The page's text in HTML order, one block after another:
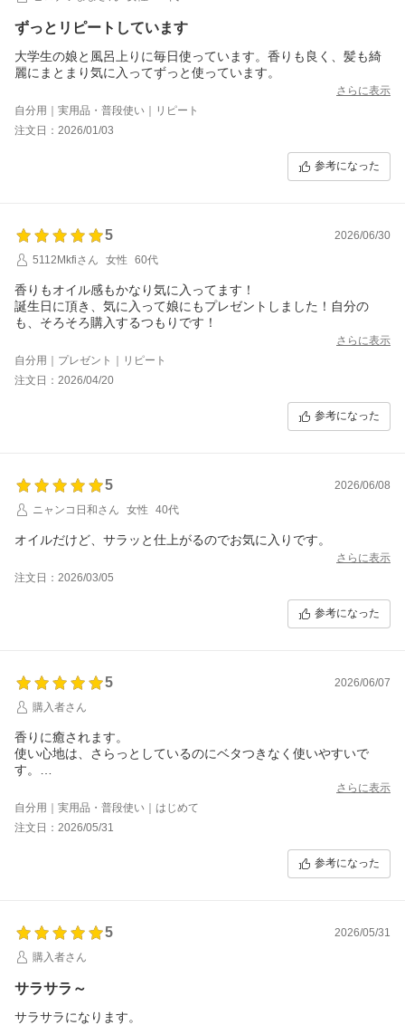
ずっとリピートしています
大学生の娘と風呂上りに毎日使っています。香りも良く、髪も綺
麗にまとまり気に入ってずっと使っています。
さらに表示
自分用｜実用品・普段使い｜リピート
注文日：2026/01/03
参考になった
5
2026/06/30
5112Mkfiさん
女性 60代
香りもオイル感もかなり気に入ってます！
誕生日に頂き、気に入って娘にもプレゼントしました！自分の
も、そろそろ購入するつもりです！
さらに表示
自分用｜プレゼント｜リピート
注文日：2026/04/20
参考になった
5
2026/06/08
ニャンコ日和さん
女性 40代
オイルだけど、サラッと仕上がるのでお気に入りです。
さらに表示
注文日：2026/03/05
参考になった
5
2026/06/07
購入者さん
香りに癒されます。
使い心地は、さらっとしているのにベタつきなく使いやすいで
す。
さらに表示
自分用｜実用品・普段使い｜はじめて
注文日：2026/05/31
参考になった
5
2026/05/31
購入者さん
サラサラ～
サラサラになります。